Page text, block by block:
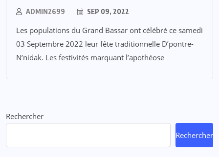
ADMIN2699 SEP 09, 2022
Les populations du Grand Bassar ont célébré ce samedi
03 Septembre 2022 leur fête traditionnelle D’pontre-
N’nidak. Les festivités marquant l’apothéose
Rechercher
Rechercher